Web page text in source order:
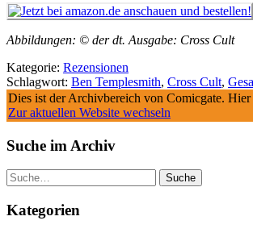
Abbildungen: © der dt. Ausgabe: Cross Cult
Kategorie: Rezensionen
Schlagwort: Ben Templesmith, Cross Cult,
Dies ist der Archivbereich von Comicgate.
Zur aktuellen Website wechseln
Suche im Archiv
Suche
Kategorien